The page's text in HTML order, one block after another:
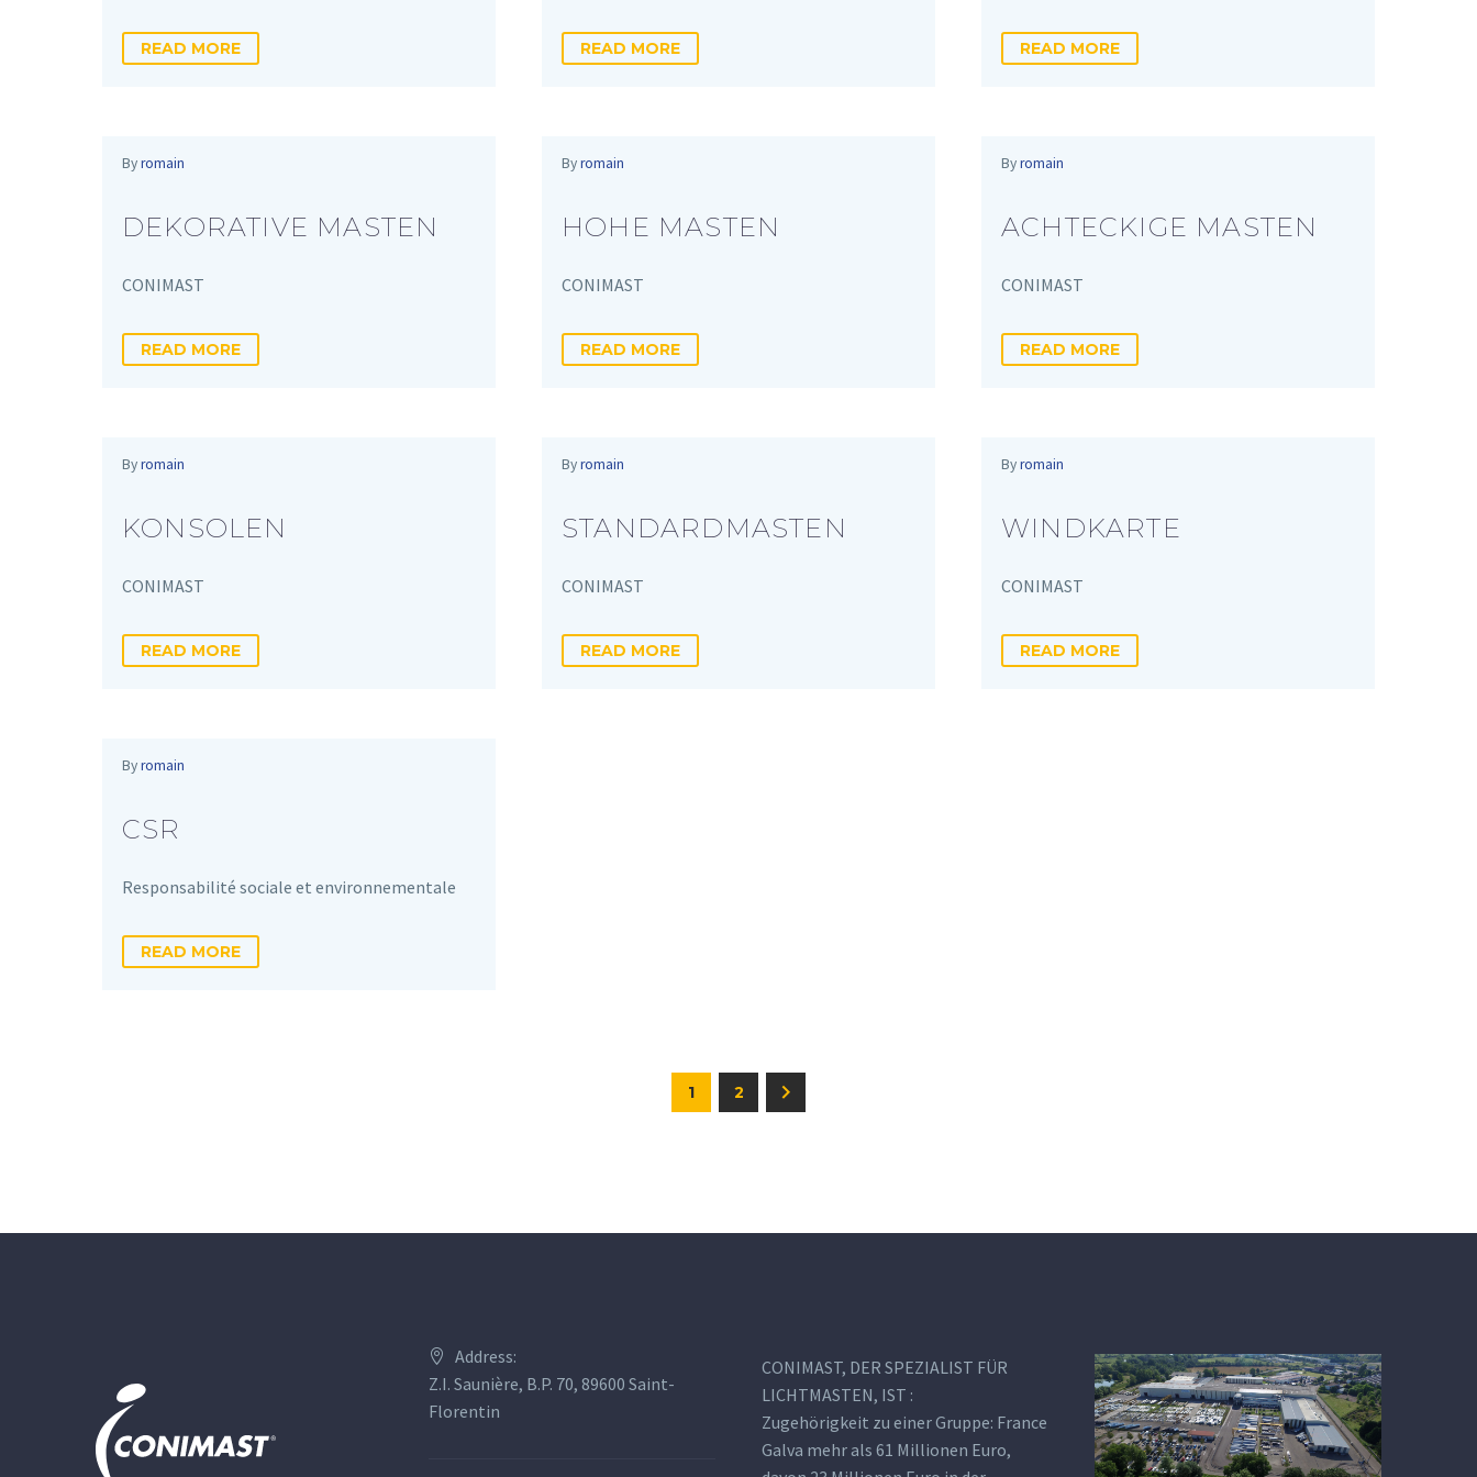
READ MORE READ MORE READ MORE
Byromain
DEKORATIVE MASTEN
CONIMAST
READ MORE
Byromain
HOHE MASTEN
CONIMAST
READ MORE
Byromain
ACHTECKIGE MASTEN
CONIMAST
READ MORE
Byromain
KONSOLEN
CONIMAST
READ MORE
Byromain
STANDARDMASTEN
CONIMAST
READ MORE
Byromain
WINDKARTE
CONIMAST
READ MORE
Byromain
CSR
Responsabilité sociale et environnementale
READ MORE
1 2
Address:
Z.I. Saunière, B.P. 70, 89600 Saint-
Florentin
CONIMAST, DER SPEZIALIST FÜR
LICHTMASTEN, IST :
Zugehörigkeit zu einer Gruppe: France
Galva mehr als 61 Millionen Euro,